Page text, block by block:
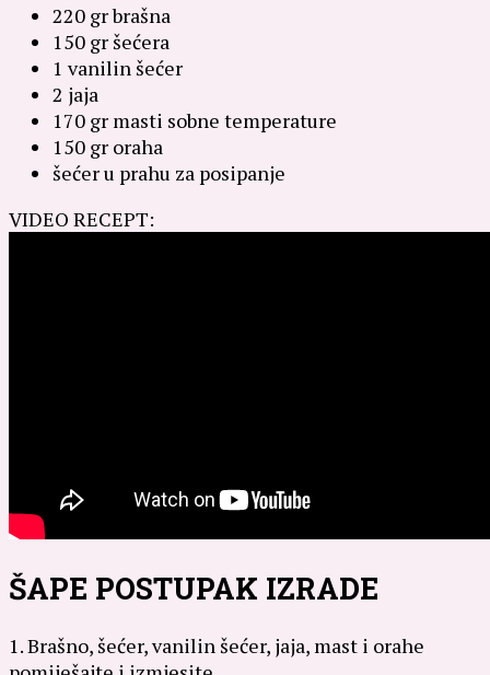
220 gr brašna
150 gr šećera
1 vanilin šećer
2 jaja
170 gr masti sobne temperature
150 gr oraha
šećer u prahu za posipanje
VIDEO RECEPT:
ŠAPE POSTUPAK IZRADE
1. Brašno, šećer, vanilin šećer, jaja, mast i orahe